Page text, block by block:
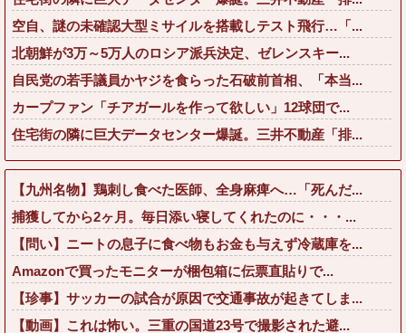
空自、謎の未確認大型ミサイルを搭載しテスト飛行…「...
北朝鮮が3万～5万人のロシア派兵決定、ゼレンスキー...
自民党の若手議員かヤジを食らった石破前首相、「本当...
カープファン「チアガールを作って欲しい」12球団で...
住宅街の隣に巨大データセンター爆誕。三井不動産「排...
【九州名物】鶏刺し食べた医師、全身麻痺へ…「死んだ...
捕獲してから2ヶ月。毎日添い寝してくれたのに・・・...
【問い】ニートの息子に食べ物もお金も与えず冷蔵庫を...
Amazonで買ったモニターが梱包箱に伝票直貼りで...
【珍事】サッカーの試合が原因で交通事故が起きてしま...
【動画】これは怖い。三重の国道23号で撮影された避...